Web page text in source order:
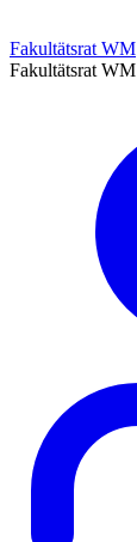
Fakultätsrat WM
Fakultätsrat WM